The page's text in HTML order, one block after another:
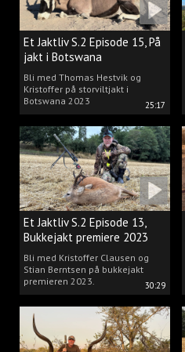
25:17
Et Jaktliv S.2 Episode 15, På
jakt i Botswana
Bli med Thomas Hestvik og
Kristoffer på storviltjakt i
Botswana 2023
30:29
Et Jaktliv S.2 Episode 13,
Bukkejakt premiere 2023
Bli med Kristoffer Clausen og
Stian Berntsen på bukkejakt
premieren 2023.